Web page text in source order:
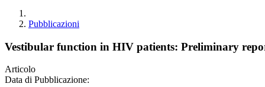
Pubblicazioni
Vestibular function in HIV patients: Preliminary
Articolo
Data di Pubblicazione: